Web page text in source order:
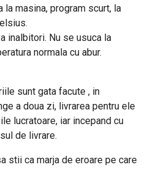
la masina, program scurt, la
inalbitori. Nu se usuca la
normala cu abur.
sunt gata facute , in
a doua zi, livrarea pentru ele
lucratoare, iar incepand cu
de livrare.
stii ca marja de eroare pe care